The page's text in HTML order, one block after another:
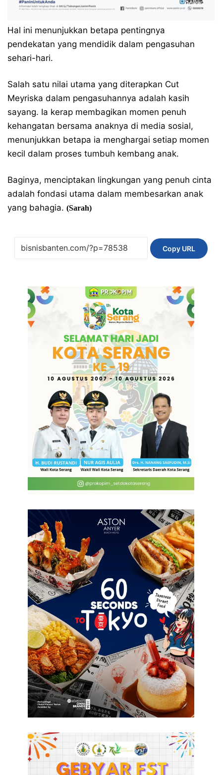
Hal ini menunjukkan betapa pentingnya
pendekatan yang mendidik dalam pengasuhan
sehari-hari.
Salah satu nilai utama yang diterapkan Cut
Meyriska dalam pengasuhannya adalah kasih
sayang. Ia kerap membagikan momen penuh
kehangatan bersama anaknya di media sosial,
menunjukkan betapa ia menghargai setiap momen
kecil dalam proses tumbuh kembang anak.
Baginya, menciptakan lingkungan yang penuh cinta
adalah fondasi utama dalam membesarkan anak
yang bahagia. (Sarah)
Copy URL